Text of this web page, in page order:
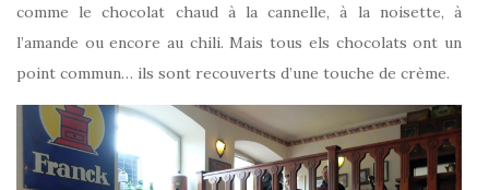
comme le chocolat chaud à la cannelle, à la noisette, à
l’amande ou encore au chili. Mais tous els chocolats ont un
point commun… ils sont recouverts d’une touche de crème.